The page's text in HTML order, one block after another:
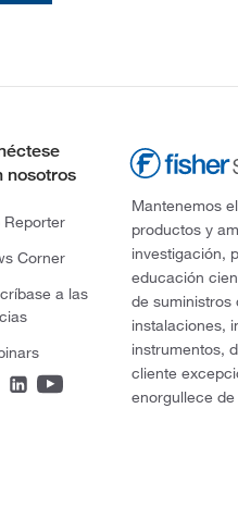
nosotros
Reporter
Corner
a las
Mantenemos
productos y
investigación,
educación
de suministros
instalaciones,
instrumentos,
cliente
enorgullece